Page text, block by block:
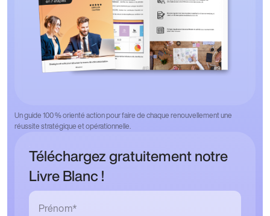
Un guide 100 % orienté action pour faire de chaque renouvellement une
réussite stratégique et opérationnelle.
Téléchargez gratuitement notre
Livre Blanc !
Prénom*